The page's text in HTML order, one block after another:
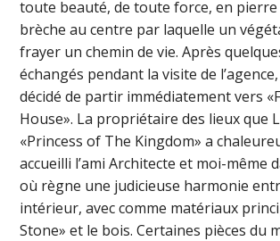
toute beauté, de toute force, en pierre
brèche au centre par laquelle un
frayer un chemin de vie. Après
échangés pendant la visite de
décidé de partir immédiatement vers
House». La propriétaire des lieux que
«Princess of The Kingdom» a
accueilli l’ami Architecte et moi-même
où règne une judicieuse harmonie
intérieur, avec comme matériaux
Stone» et le bois. Certaines pièces du